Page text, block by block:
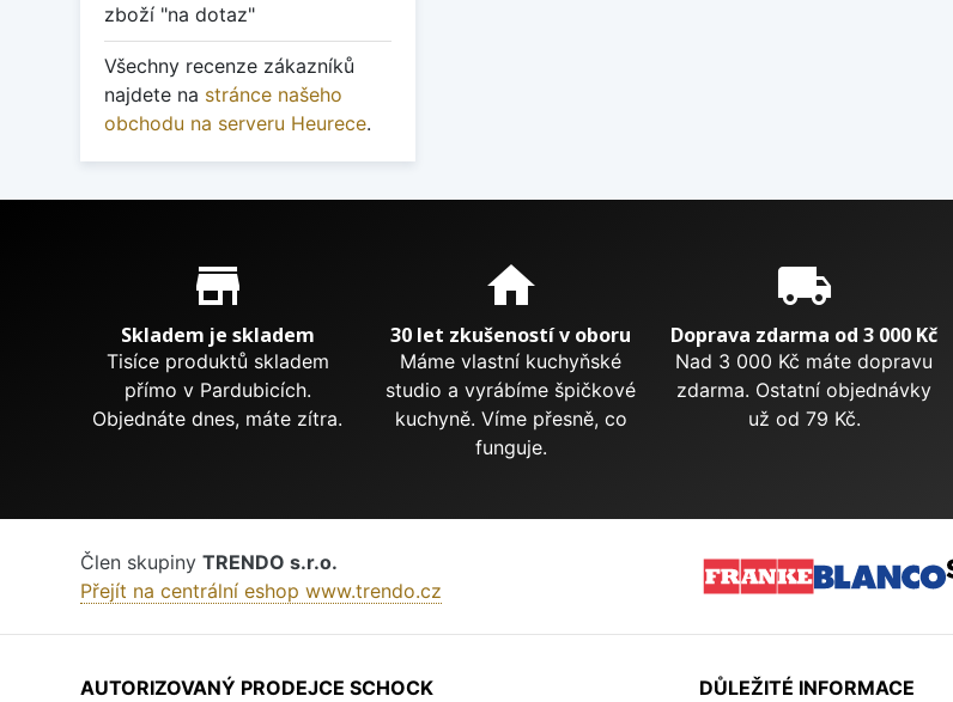
zboží "na dotaz"
Všechny recenze zákazníků
najdete na stránce našeho
obchodu na serveru Heurece.
Proč nakupovat u nás?
store_mall_directory
Skladem je skladem
Tisíce produktů skladem
přímo v Pardubicích.
Objednáte dnes, máte zítra.
home
30 let zkušeností v oboru
Máme vlastní kuchyňské
studio a vyrábíme špičkové
kuchyně. Víme přesně, co
funguje.
local_shipping
Doprava zdarma od 3 000 Kč
Nad 3 000 Kč máte dopravu
zdarma. Ostatní objednávky
už od 79 Kč.
Člen skupiny TRENDO s.r.o.
Přejít na centrální eshop www.trendo.cz
AUTORIZOVANÝ PRODEJCE SCHOCK
DŮLEŽITÉ INFORMACE